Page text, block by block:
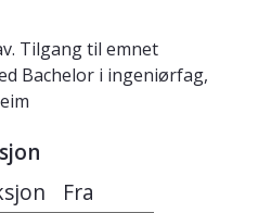
Tilgang til emnet
Bachelor i ingeniørfag,
Fra